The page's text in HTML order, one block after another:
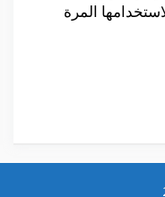
المرة